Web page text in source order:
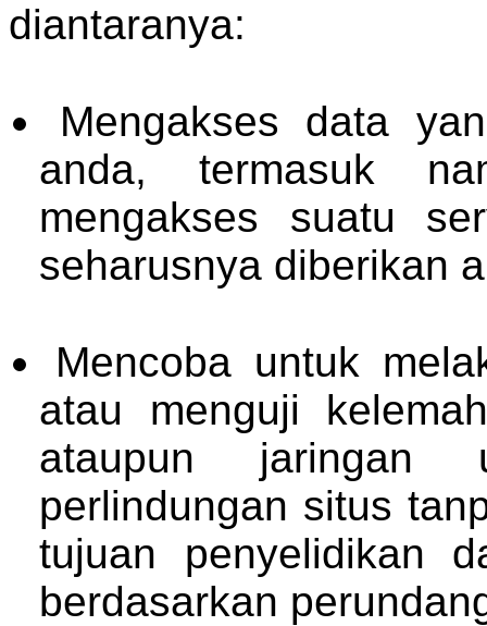
diantaranya:
Mengakses data
anda, termasuk
mengakses suatu
seharusnya diberikan
Mencoba untuk
atau menguji
ataupun jaringan
perlindungan situs
tujuan penyelidikan
berdasarkan